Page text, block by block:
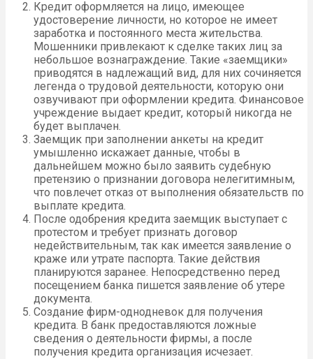
Кредит оформляется на лицо, имеющее
удостоверение личности, но которое не имеет
заработка и постоянного места жительства.
Мошенники привлекают к сделке таких лиц за
небольшое вознаграждение. Такие «заемщики»
приводятся в надлежащий вид, для них сочиняется
легенда о трудовой деятельности, которую они
озвучивают при оформлении кредита. Финансовое
учреждение выдает кредит, который никогда не
будет выплачен.
Заемщик при заполнении анкеты на кредит
умышленно искажает данные, чтобы в
дальнейшем можно было заявить судебную
претензию о признании договора нелегитимным,
что повлечет отказ от выполнения обязательств по
выплате кредита.
После одобрения кредита заемщик выступает с
протестом и требует признать договор
недействительным, так как имеется заявление о
краже или утрате паспорта. Такие действия
планируются заранее. Непосредственно перед
посещением банка пишется заявление об утере
документа.
Создание фирм-однодневок для получения
кредита. В банк предоставляются ложные
сведения о деятельности фирмы, а после
получения кредита организация исчезает.